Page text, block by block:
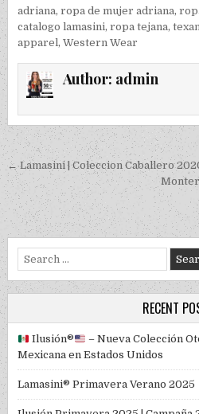
adriana,ropa de mujer adriana,
catalogo lamasini,ropa tejana,
apparel,Western Wear
Author: admin
Post navigation
← Lamasini | Coleccion Caballero
Search for:
RECENT
Ilusión®️
– Nueva Colección
Mexicana en Estados Unidos
Lamasini® Primavera Verano 2025